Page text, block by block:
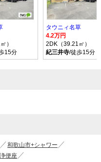
）
15分
タウニィ名草
4.2万円
2DK（39.21㎡）
紀三井寺/徒歩15分
和歌山市+シャワー
便座